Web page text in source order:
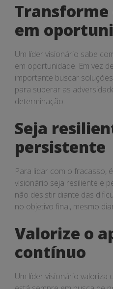
Transforme
em
Um líder visionário sabe
em oportunidade. Em vez
importante buscar
para superar as
determinação.
Seja
persistente
Para lidar com o fracasso,
visionário seja resiliente e
não desistir diante das
no objetivo final, mesmo
Valorize o
contínuo
Um líder visionário